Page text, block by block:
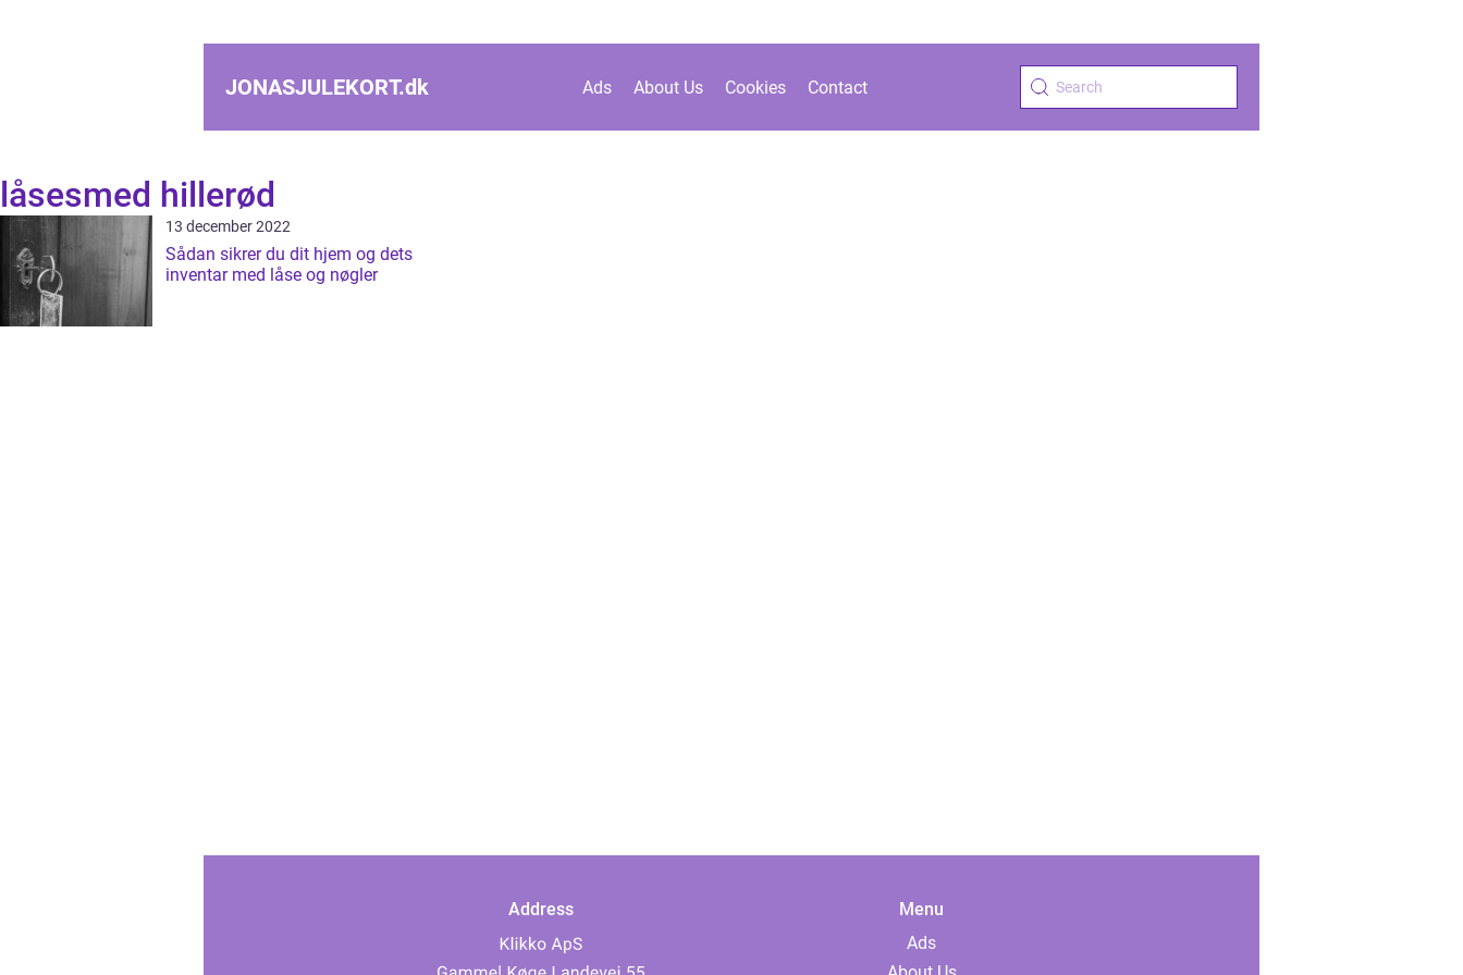
JONASJULEKORT.dk Ads About Us Cookies Contact
låsesmed hillerød
13 december 2022
Sådan sikrer du dit hjem og dets
inventar med låse og nøgler
Address
Menu
Ads